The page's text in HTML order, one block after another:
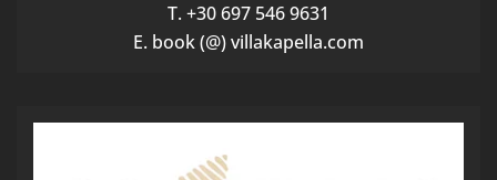
T. +30 697 546 9631
E. book (@) villakapella.com